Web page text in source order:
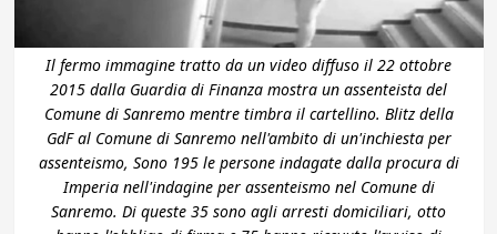
Il fermo immagine tratto da un video diffuso il 22 ottobre
2015 dalla Guardia di Finanza mostra un assenteista del
Comune di Sanremo mentre timbra il cartellino. Blitz della
GdF al Comune di Sanremo nell'ambito di un'inchiesta per
assenteismo, Sono 195 le persone indagate dalla procura di
Imperia nell'indagine per assenteismo nel Comune di
Sanremo. Di queste 35 sono agli arresti domiciliari, otto